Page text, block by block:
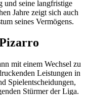
und seine langfristige
Jahre zeigt sich auch
seines Vermögens.
mit einem Wechsel zu
Leistungen in
Spielentscheidungen,
Stürmer der Liga.